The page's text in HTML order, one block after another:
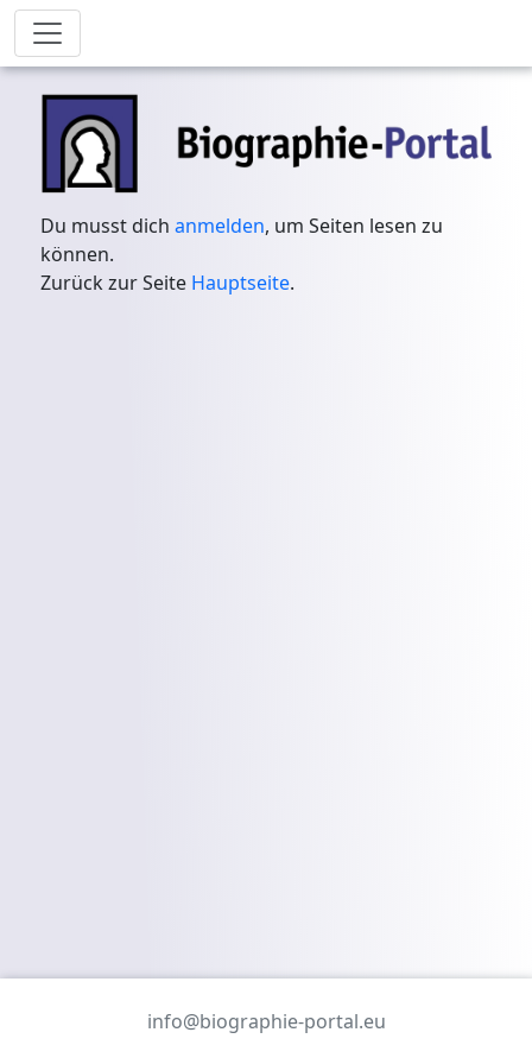
Du musst dichanmelden, um Seiten lesen zu
können.
Zurück zur Seite Hauptseite.
info@biographie-portal.eu